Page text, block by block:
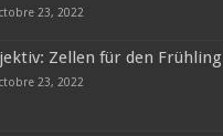
23, 2022
Zellen für den
23, 2022